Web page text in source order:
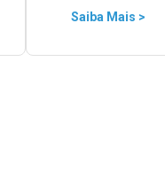
Saiba Mais >